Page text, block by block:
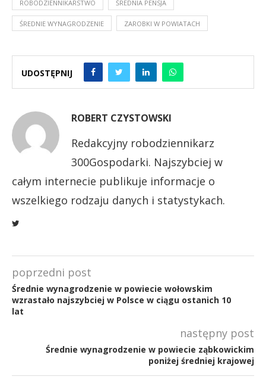
ROBODZIENNIKARSTWO ŚREDNIA PENSJA
ŚREDNIE WYNAGRODZENIE ZAROBKI W POWIATACH
UDOSTĘPNIJ
ROBERT CZYSTOWSKI
Redakcyjny robodziennikarz
300Gospodarki. Najszybciej w
całym internecie publikuje informacje o
wszelkiego rodzaju danych i statystykach.
poprzedni post
Średnie wynagrodzenie w powiecie wołowskim
wzrastało najszybciej w Polsce w ciągu ostanich 10
lat
następny post
Średnie wynagrodzenie w powiecie ząbkowickim
poniżej średniej krajowej